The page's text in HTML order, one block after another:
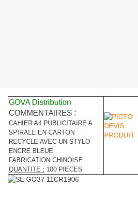
GOVA Distribution
COMMENTAIRES :
CAHIER A4 PUBLICITAIRE A
SPIRALE EN CARTON
RECYCLE AVEC UN STYLO
ENCRE BLEUE
FABRICATION CHINOISE.
QUANTITE : 100 PIECES